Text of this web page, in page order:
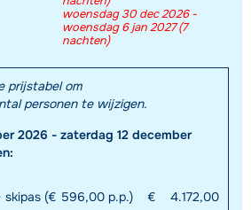
woensdag 30 dec 2026 -
woensdag 6 jan 2027 (7
nachten)
prijstabel om
personen te wijzigen.
2026 - zaterdag 12 december
skipas (€ 596,00 p.p.) €
4.172,00